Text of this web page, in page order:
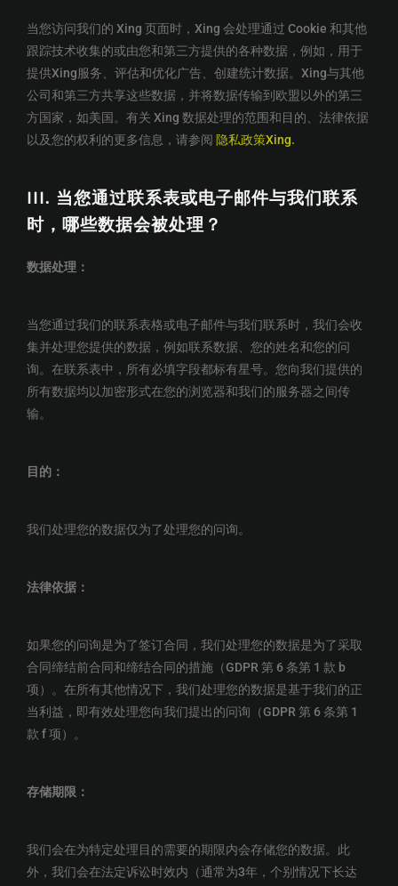
当您访问我们的 Xing 页面时，Xing 会处理通过 Cookie 和其他
跟踪技术收集的或由您和第三方提供的各种数据，例如，用于
提供Xing服务、评估和优化广告、创建统计数据。Xing与其他
公司和第三方共享这些数据，并将数据传输到欧盟以外的第三
方国家，如美国。有关 Xing 数据处理的范围和目的、法律依据
以及您的权利的更多信息，请参阅 隐私政策Xing.
III. 当您通过联系表或电子邮件与我们联系
时，哪些数据会被处理？
数据处理 ：
当您通过我们的联系表格或电子邮件与我们联系时，我们会收
集并处理您提供的数据，例如联系数据、您的姓名和您的问
询。在联系表中，所有必填字段都标有星号。您向我们提供的
所有数据均以加密形式在您的浏览器和我们的服务器之间传
输。
目的：
我们处理您的数据仅为了处理您的问询。
法律依据：
如果您的问询是为了签订合同，我们处理您的数据是为了采取
合同缔结前合同和缔结合同的措施（GDPR 第 6 条第 1 款 b
项）。在所有其他情况下，我们处理您的数据是基于我们的正
当利益，即有效处理您向我们提出的问询（GDPR 第 6 条第 1
款 f 项）。
存储期限：
我们会在为特定处理目的需要的期限内会存储您的数据。此
外，我们会在法定诉讼时效内（通常为3年，个别情况下长达